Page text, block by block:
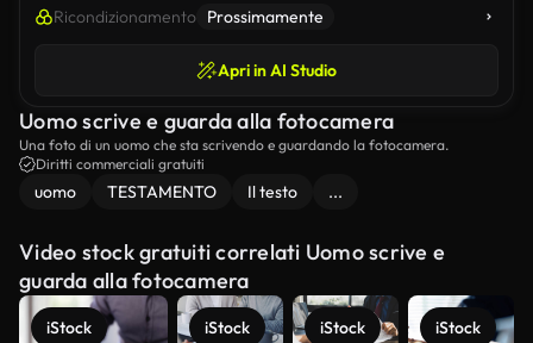
Ricondizionamento Prossimamente
Apri in AI Studio
Uomo scrive e guarda alla fotocamera
Una foto di un uomo che sta scrivendo e guardando la fotocamera.
Diritti commerciali gratuiti
uomo TESTAMENTO Il testo ...
Video stock gratuiti correlati Uomo scrive e
guarda alla fotocamera
iStock iStock iStock iStock